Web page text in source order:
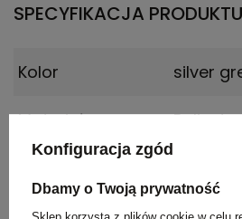
SPECYFIKACJA PRODUKTU
Kolor silver
Materiał
produktu
Konfiguracja zgód
Dbamy o Twoją prywatność